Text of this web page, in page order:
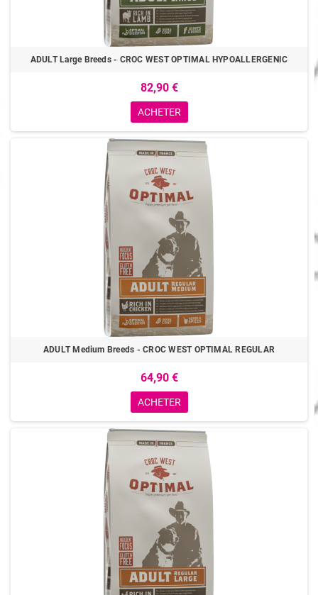
ADULT Large Breeds - CROC WEST OPTIMAL HYPOALLERGENIC
82,90 €
ACHETER
ADULT Medium Breeds - CROC WEST OPTIMAL REGULAR
64,90 €
ACHETER